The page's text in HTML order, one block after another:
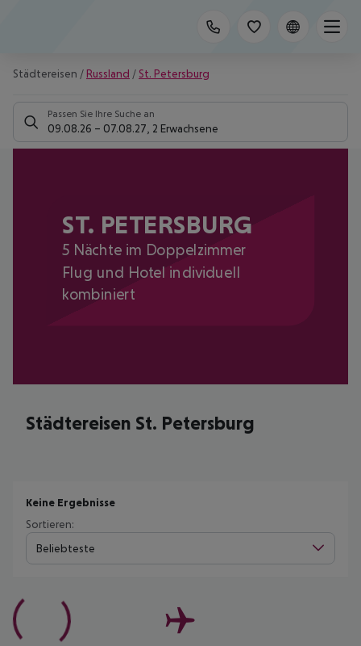
Städtereisen / Russland / St. Petersburg
Passen Sie Ihre Suche an
09.08.26 – 07.08.27 2 Erwachsene
ST. PETERSBURG
5 Nächte im Doppelzimmer
Flug und Hotel individuell
kombiniert
Städtereisen St. Petersburg
Keine Ergebnisse
Sortieren:
Beliebteste